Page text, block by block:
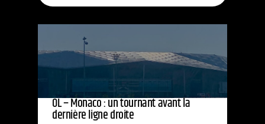
OL – Monaco : un tournant avant la
dernière ligne droite